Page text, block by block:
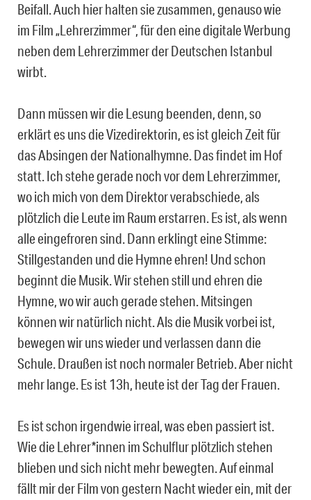
Beifall. Auch hier halten sie zusammen, genauso wie
im Film „Lehrerzimmer“, für den eine digitale Werbung
neben dem Lehrerzimmer der Deutschen Istanbul
wirbt.
Dann müssen wir die Lesung beenden, denn, so
erklärt es uns die Vizedirektorin, es ist gleich Zeit für
das Absingen der Nationalhymne. Das findet im Hof
statt. Ich stehe gerade noch vor dem Lehrerzimmer,
wo ich mich von dem Direktor verabschiede, als
plötzlich die Leute im Raum erstarren. Es ist, als wenn
alle eingefroren sind. Dann erklingt eine Stimme:
Stillgestanden und die Hymne ehren! Und schon
beginnt die Musik. Wir stehen still und ehren die
Hymne, wo wir auch gerade stehen. Mitsingen
können wir natürlich nicht. Als die Musik vorbei ist,
bewegen wir uns wieder und verlassen dann die
Schule. Draußen ist noch normaler Betrieb. Aber nicht
mehr lange. Es ist 13h, heute ist der Tag der Frauen.
Es ist schon irgendwie irreal, was eben passiert ist.
Wie die Lehrer*innen im Schulflur plötzlich stehen
blieben und sich nicht mehr bewegten. Auf einmal
fällt mir der Film von gestern Nacht wieder ein, mit der